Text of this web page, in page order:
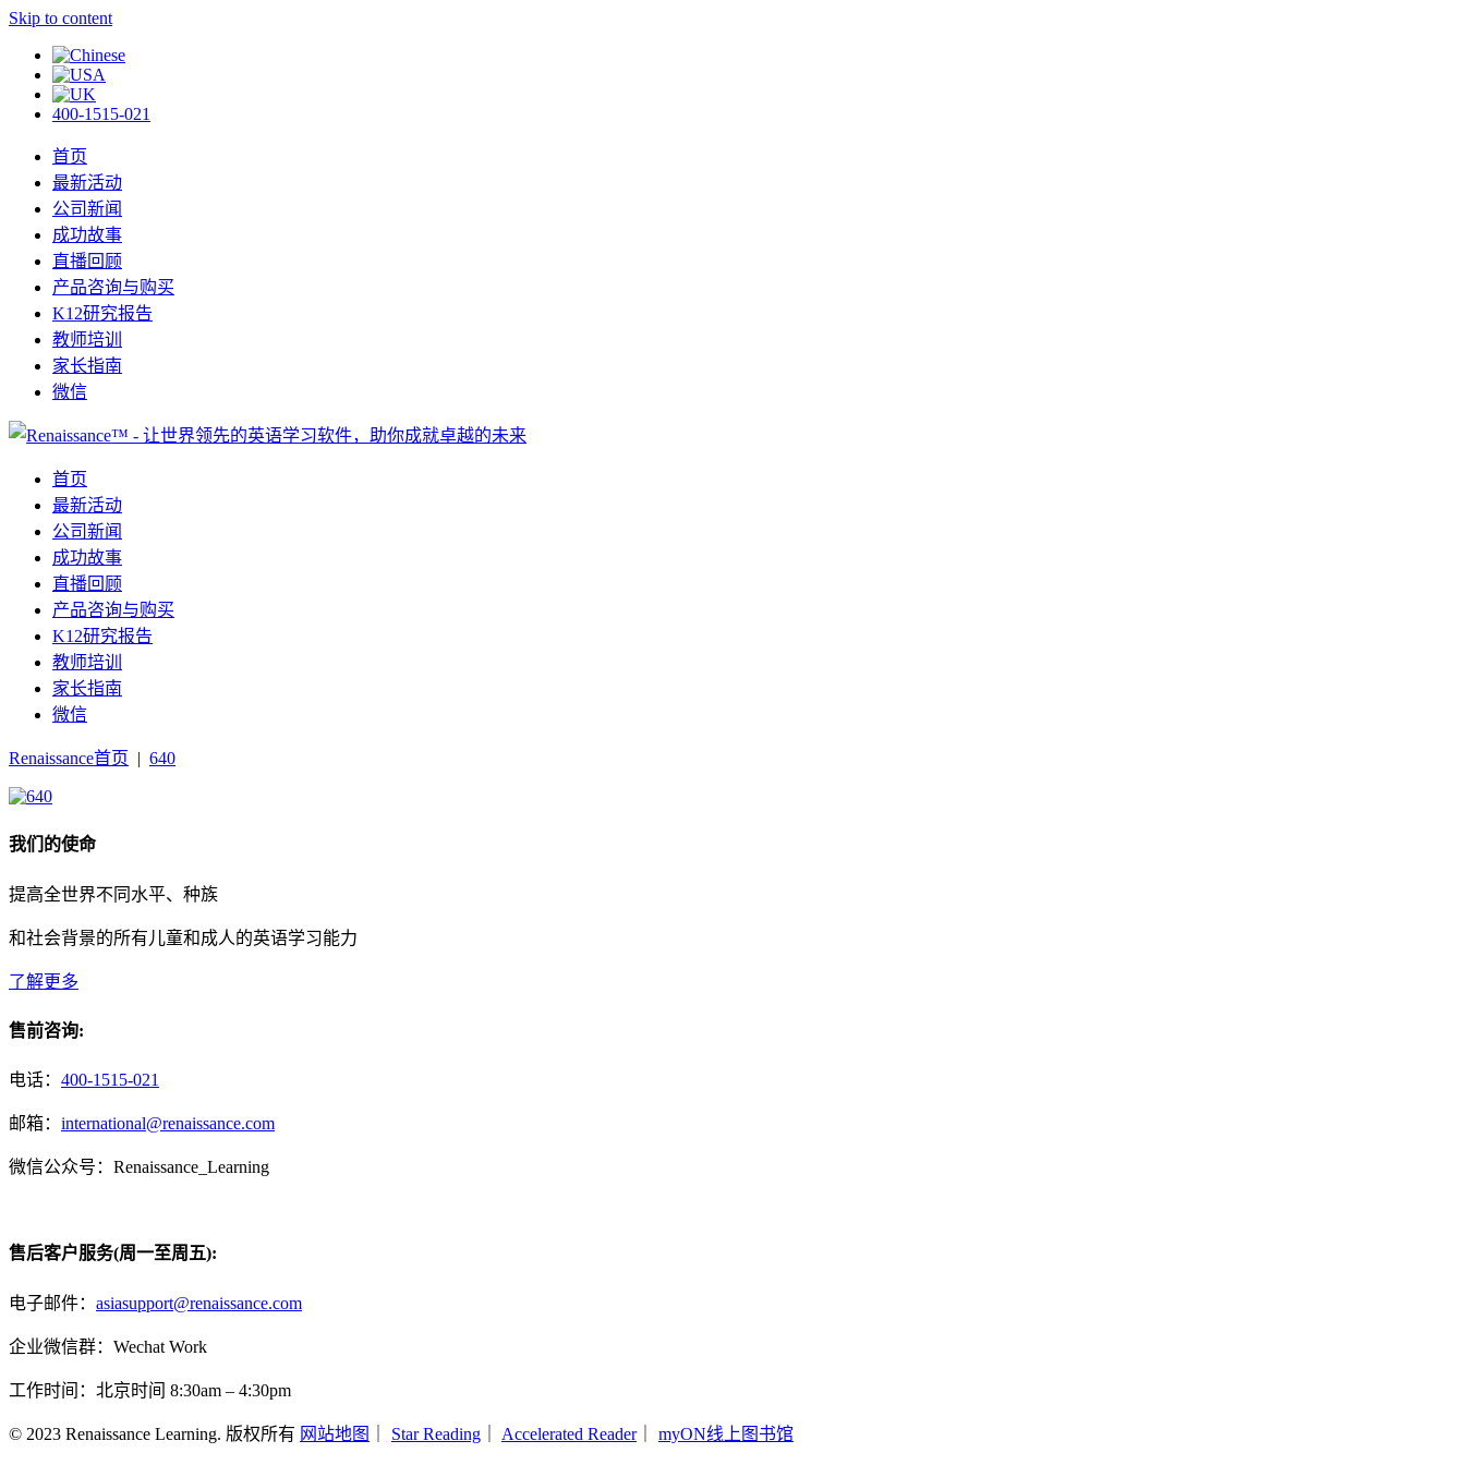
Skip to content
400-1515-021
首页
最新活动
公司新闻
成功故事
直播回顾
产品咨询与购买
K12研究报告
教师培训
家长指南
微信
首页
最新活动
公司新闻
成功故事
直播回顾
产品咨询与购买
K12研究报告
教师培训
家长指南
微信
Renaissance首页 | 640
我们的使命
提高全世界不同水平、种族
和社会背景的所有儿童和成人的英语学习能力
了解更多
售前咨询:
电话： 400-1515-021
邮箱： international@renaissance.com
微信公众号：Renaissance_Learning
售后客户服务(周一至周五):
电子邮件： asiasupport@renaissance.com
企业微信群：Wechat Work
工作时间：北京时间 8:30am – 4:30pm
© 2023 Renaissance Learning. 版权所有 网站地图 Star Reading Accelerated Reader｜ myON线上图书馆